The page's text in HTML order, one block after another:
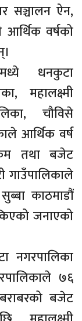
सञ्चालन ऐन,
वर्षको
धनकुटा
महालक्ष्मी
चौविसे
आर्थिक वर्ष
तथा बजेट
गाउँपालिकाले
काठमाडौं
जनाएको
नगरपालिका
७६
बजेट